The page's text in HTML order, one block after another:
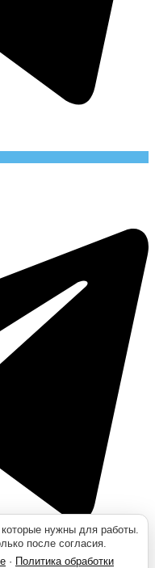
нужны для работы.
после согласия.
· Политика обработки